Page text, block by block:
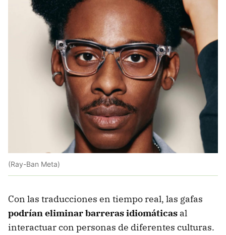
(Ray-Ban Meta)
Con las traducciones en tiempo real, las gafas
podrían eliminar barreras idiomáticas al
interactuar con personas de diferentes culturas.